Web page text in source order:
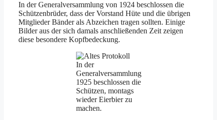
In der Generalversammlung von 1924 beschlossen die
Schützenbrüder, dass der Vorstand Hüte und die übrigen
Mitglieder Bänder als Abzeichen tragen sollten. Einige
Bilder aus der sich damals anschließenden Zeit zeigen
diese besondere Kopfbedeckung.
In der
Generalversammlung
1925 beschlossen die
Schützen, montags
wieder Eierbier zu
machen.